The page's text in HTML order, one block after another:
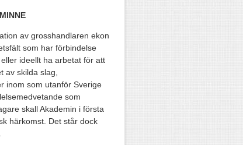
av grosshandlaren ekon
som har förbindelse
ideellt ha arbetat för att
av skilda slag,
inom som utanför Sverige
som
skall Akademin i första
härkomst. Det står dock